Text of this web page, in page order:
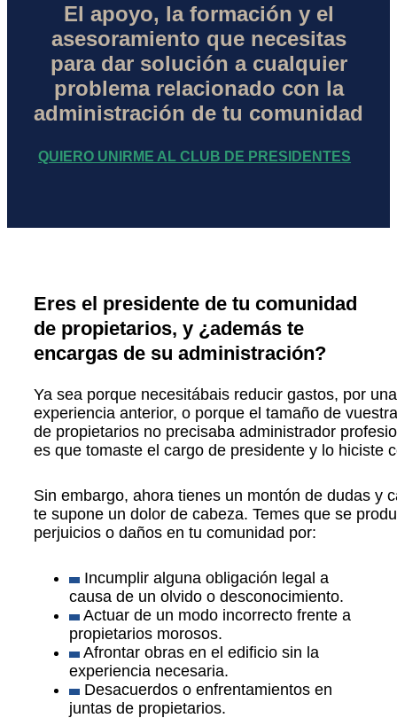
El apoyo, la formación y el
asesoramiento que necesitas
para dar solución a cualquier
problema relacionado con la
administración de tu comunidad
QUIERO UNIRME AL CLUB DE PRESIDENTES
Eres el presidente de tu comunidad
de propietarios, y ¿además te
encargas de su administración?
Ya sea porque necesitábais reducir gastos, por
experiencia anterior, o porque el tamaño de
de propietarios no precisaba administrador
es que tomaste el cargo de presidente y lo hiciste
Sin embargo, ahora tienes un montón de dudas y
te supone un dolor de cabeza. Temes que se
perjuicios o daños en tu comunidad por:
Incumplir alguna obligación legal a
causa de un olvido o desconocimiento.
Actuar de un modo incorrecto frente a
propietarios morosos.
Afrontar obras en el edificio sin la
experiencia necesaria.
Desacuerdos o enfrentamientos en
juntas de propietarios.